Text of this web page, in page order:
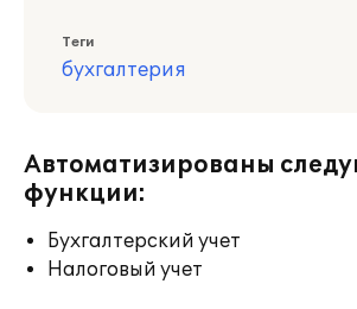
Теги
бухгалтерия
Автоматизированы
функции:
Бухгалтерский учет
Налоговый учет